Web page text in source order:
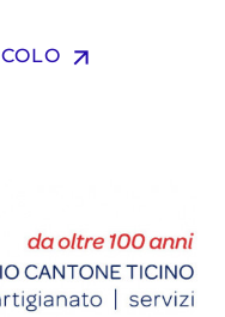
arrow_upward